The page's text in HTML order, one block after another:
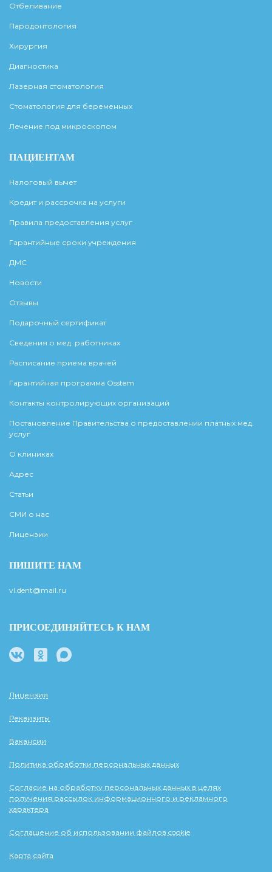
Отбеливание
Пародонтология
Хирургия
Диагностика
Лазерная стоматология
Стоматология для беременных
Лечение под микроскопом
ПАЦИЕНТАМ
Налоговый вычет
Кредит и рассрочка на услуги
Правила предоставления услуг
Гарантийные сроки учреждения
ДМС
Новости
Отзывы
Подарочный сертификат
Сведения о мед. работниках
Расписание приема врачей
Гарантийная программа Osstem
Контакты контролирующих организаций
Постановление Правительства о предоставлении платных мед.
услуг
О клиниках
Адрес
Статьи
СМИ о нас
Лицензии
ПИШИТЕ НАМ
vl.dent@mail.ru
ПРИСОЕДИНЯЙТЕСЬ К НАМ
Лицензия
Реквизиты
Вакансии
Политика обработки персональных данных
Согласие на обработку персональных данных в целях
получения рассылок информационного и рекламного
характера
Соглашение об использовании файлов cookie
Карта сайта